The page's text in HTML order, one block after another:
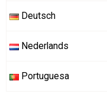
Deutsch
Nederlands
Portuguesa